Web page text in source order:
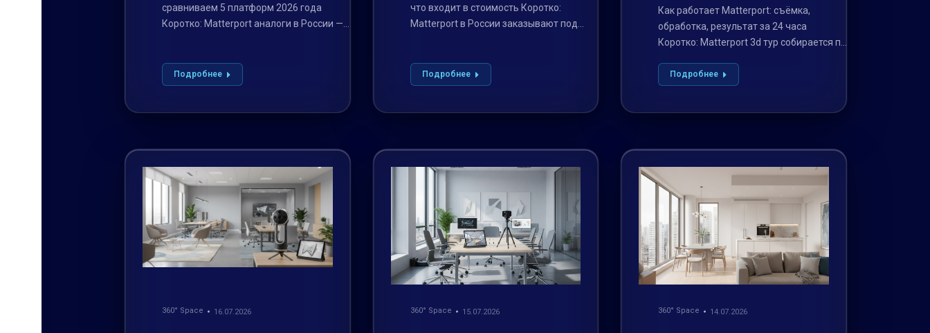
сравниваем 5 платформ 2026 года
Коротко: Matterport аналоги в России —
Подробнее
что входит в стоимость Коротко:
Matterport в России заказывают под
Подробнее
Как работает Matterport: съёмка,
обработка, результат за 24 часа
Коротко: Matterport 3d тур собирается по
Подробнее
360° Space 16.07.2026 360° Space 15.07.2026 360° Space 14.07.2026